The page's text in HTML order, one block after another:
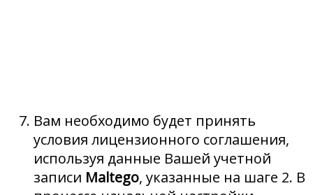
Вам необходимо будет принять
условия лицензионного соглашения,
используя данные Вашей учетной
записи Maltego, указанные на шаге 2. В